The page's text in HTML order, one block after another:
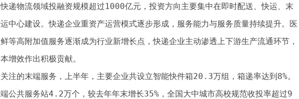
递物流领域投融资规模超过1000亿元，投资方向主要集中在即时配送、快运、末
中心建设。快递企业重资产运营模式逐步形成，服务能力与服务质量持续提升。医
等高附加值服务逐渐成为行业新增长点，快递企业主动渗透上下游生产流通环节，
增效作出积极贡献。
注的末端服务，上半年，主要企业共设立智能快件箱20.3万组，箱递率达到8%。
公共服务站4.2万个，较去年年末增长35%，全国大中城市高校规范收投率超过9